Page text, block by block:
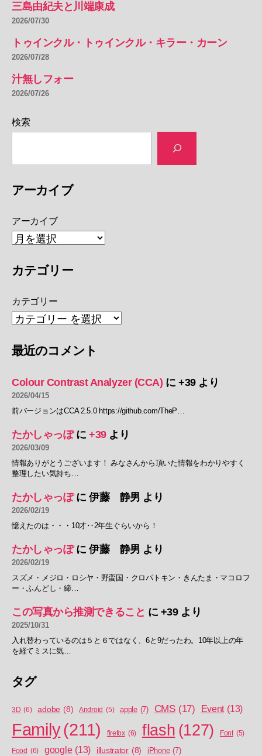
三島由紀夫と川端康成
2026/07/30
トゥインクル・トゥインクル・キラー・カーン
2026/07/28
汁無しフォー
2026/07/26
検索
アーカイブ
アーカイブ
カテゴリー
カテゴリー
最近のコメント
Colour Contrast Analyzer (CCA) に+39より
2026/04/15
前バージョンはCCA 2.5.0 https://github.com/TheP…
たかしゃっぽに +39より
2026/03/09
情報ありがとうございます！ みなさんから頂いた情報をわかりやすく
整理したい気持ち…
たかしゃっぽに 伊藤 静男 より
2026/02/19
憶えたのは・・・10才‥2年生ぐらいから！
たかしゃっぽに 伊藤 静男 より
2026/02/19
スズメ・メジロ・ロシヤ・野蛮国・クロパトキン・きんたま・マコロフ
ー・ふんどし・締…
この写真から推測できること に +39より
2025/10/31
入れ替わっているのは５と６ではなく、6と9だったわ。10年以上の年
を経てミスに気…
タグ
3D (6) adobe (8) Android (5) apple (7) CMS (17) Event (13)
Family(211) firefox (6) flash (127) Font (5)
Food (6) google (13) illustrator (8) iPhone (7)